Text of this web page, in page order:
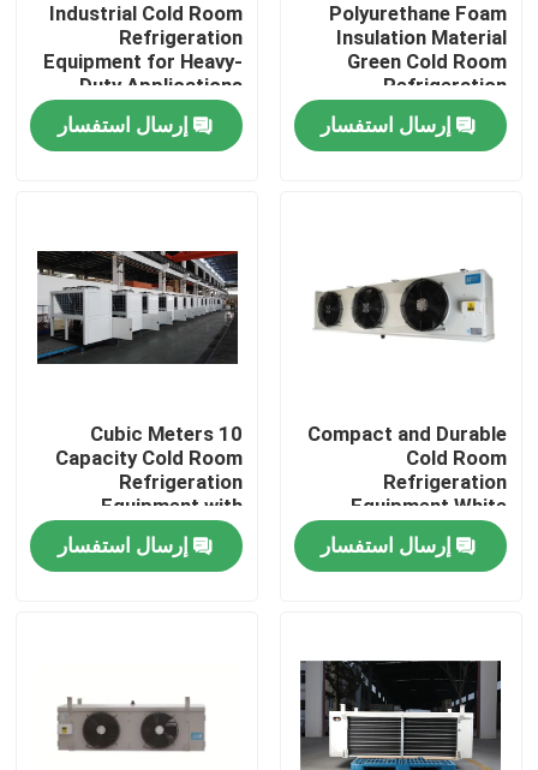
الصفحة الرئيسية
منتجات
جولة في المصنع
اتصل بنا
أخبار
اطلب عرض أسعار
مبخر غرفة التبريد
Polyurethane Foam
Insulation Material
Green Cold Room
Refrigeration
Equipment for Heavy-
Duty Applications
إرسال استفسار
Industrial Cold Room
Refrigeration
Equipment for Heavy-
Duty Applications
220V/380V Voltage
Climate Type/
إرسال استفسار
Compact and Durable
Cold Room
Refrigeration
Equipment White
Option Max Water Out
Temp 60 Degree
إرسال استفسار
10 Cubic Meters
Capacity Cold Room
Refrigeration
Equipment with
Stainless Steel
Material and
220V/380V Voltage
إرسال استفسار